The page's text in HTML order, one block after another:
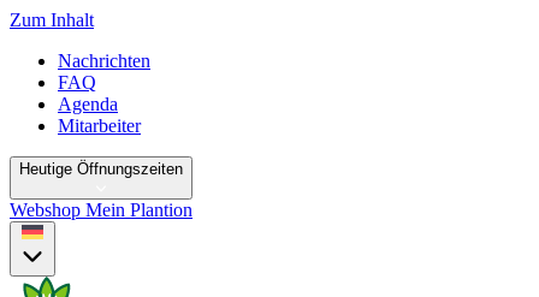
Zum Inhalt
Nachrichten
FAQ
Agenda
Mitarbeiter
Heutige Öffnungszeiten
Webshop Mein Plantion